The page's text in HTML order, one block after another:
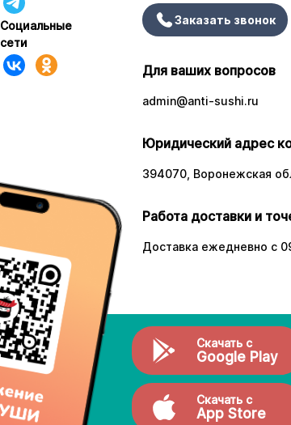
Социальные
сети
Заказать звонок
Для ваших вопросов
admin@anti-sushi.ru
Юридический адрес
394070, Воронежская
Работа доставки и
Доставка ежедневно с
Скачать с
Google Play
Скачать с
App Store